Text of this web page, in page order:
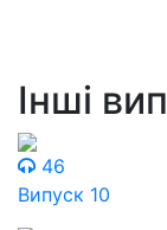
Інші
46
Випуск 10